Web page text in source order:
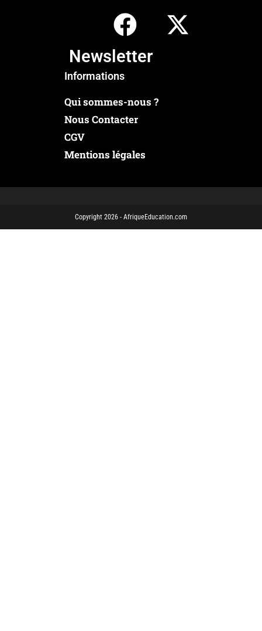
Newsletter
Informations
Qui sommes-nous ?
Nous Contacter
CGV
Mentions légales
Copyright 2026 - AfriqueEducation.com